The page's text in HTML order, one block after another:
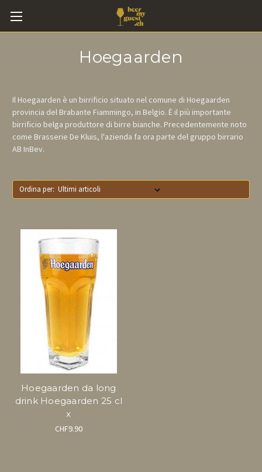
Hoegaarden
Il Hoegaarden è un birrificio situato nel comune di Hoegaarden
provincia del Brabante Fiammingo, in Belgio. È il più importante
birrificio belga produttore di birre bianche. Precedentemente noto
come Brasserie De Kluis, l'azienda fa ora parte del gruppo birrario
AB InBev.
Ordina per:
Hoegaarden da long
drink Hoegaarden 25 cl
x
CHF9.90